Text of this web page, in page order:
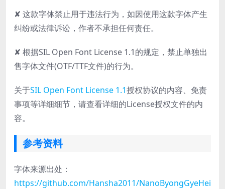
✘ 这款字体禁止用于违法行为，如因使用这款字体产生
纠纷或法律诉讼，作者不承担任何责任。
✘ 根据SIL Open Font License 1.1的规定，禁止单独出
售字体文件(OTF/TTF文件)的行为。
关于SIL Open Font License 1.1授权协议的内容、免责
事项等详细细节，请查看详细的License授权文件的内
容。
参考资料
字体来源出处：
https://github.com/Hansha2011/NanoByongGyeHei